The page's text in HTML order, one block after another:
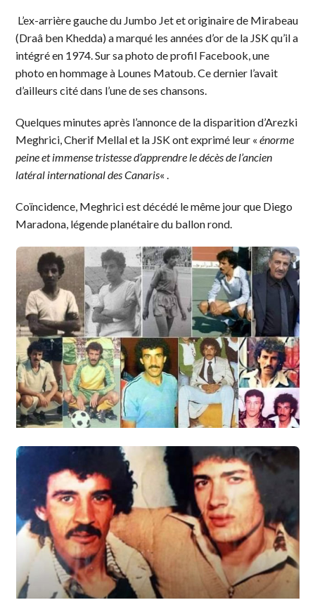
L’ex-arrière gauche du Jumbo Jet et originaire de Mirabeau
(Draâ ben Khedda) a marqué les années d’or de la JSK qu’il a
intégré en 1974. Sur sa photo de profil Facebook, une
photo en hommage à Lounes Matoub. Ce dernier l’avait
d’ailleurs cité dans l’une de ses chansons.
Quelques minutes après l’annonce de la disparition d’Arezki
Meghrici, Cherif Mellal et la JSK ont exprimé leur «énorme
peine et immense tristesse d’apprendre le décès de l’ancien
latéral international des Canaris« .
Coïncidence, Meghrici est décédé le même jour que Diego
Maradona, légende planétaire du ballon rond.